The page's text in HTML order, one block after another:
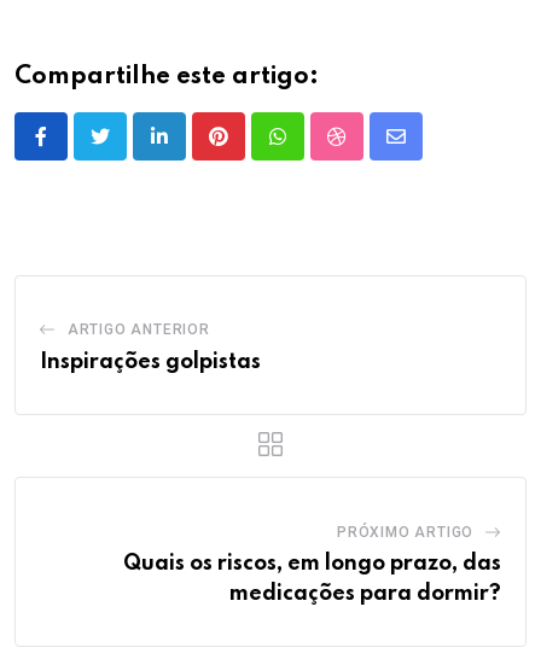
Compartilhe este artigo:
LinkedInPinterestWhatsappStumbleUpon
Share
ARTIGO ANTERIOR
Inspirações golpistas
PRÓXIMO ARTIGO
Quais os riscos, em longo prazo, das
medicações para dormir?